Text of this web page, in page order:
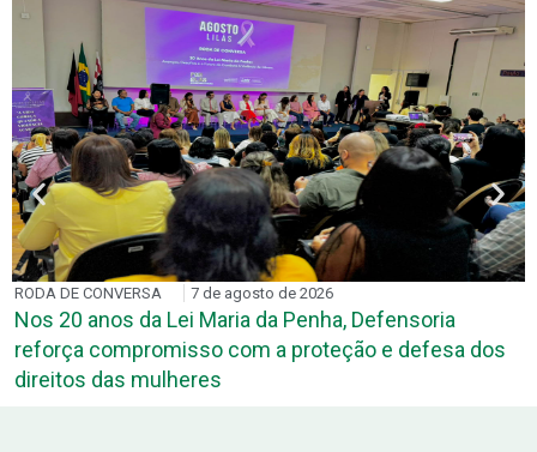
RODA DE CONVERSA 7 de agosto de 2026
Nos 20 anos da Lei Maria da Penha, Defensoria
reforça compromisso com a proteção e defesa dos
direitos das mulheres